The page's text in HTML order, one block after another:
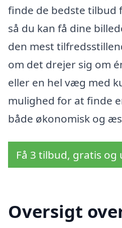
finde de bedste tilbud
så du kan få dine
den mest
om det drejer sig om
eller en hel væg med
mulighed for at finde
både økonomisk og
Få 3 tilbud, gratis
Oversigt